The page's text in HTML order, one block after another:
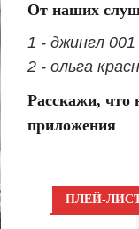
От наших
1 - джингл
2 - ольга
Расскажи, что
приложения
ПЛЕЙ-